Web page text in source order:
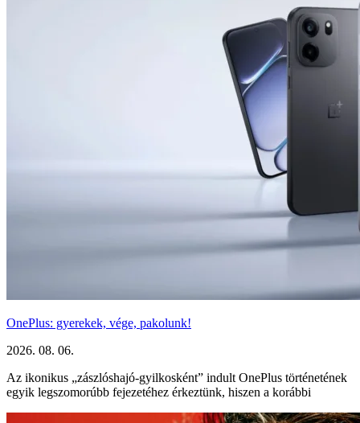
OnePlus: gyerekek, vége, pakolunk!
2026. 08. 06.
Az ikonikus „zászlóshajó-gyilkosként” indult OnePlus történetének
egyik legszomorúbb fejezetéhez érkeztünk, hiszen a korábbi